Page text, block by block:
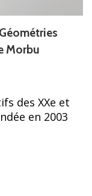
Morbu
des XXe et
en 2003